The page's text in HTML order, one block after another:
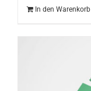
In den Warenkorb